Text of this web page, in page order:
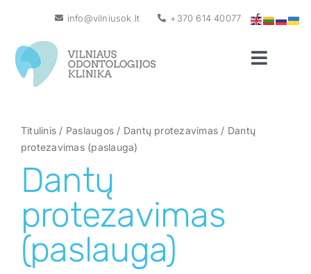
content
info@vilniusok.lt +370 614 40077
Toggle
Pagrindinis
Naujienos
Gydytojai
Paslaugos
Kainos
Titulinis / Paslaugos / Dantų protezavimas / Dantų
protezavimas (paslauga)
Dantų
protezavimas
(paslauga)